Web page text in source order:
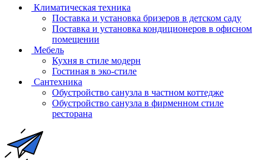
Климатическая техника
Поставка и установка бризеров в детском саду
Поставка и установка кондиционеров в офисном
помещении
Мебель
Кухня в стиле модерн
Гостиная в эко-стиле
Сантехника
Обустройство санузла в частном коттедже
Обустройство санузла в фирменном стиле
ресторана